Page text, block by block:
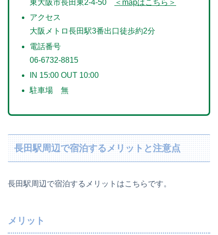
東大阪市長田東2-4-50
＜mapはこちら＞
アクセス
大阪メトロ長田駅3番出口徒歩約2分
電話番号
06-6732-8815
IN 15:00 OUT 10:00
駐車場 無
長田駅周辺で宿泊するメリットと注意点
長田駅周辺で宿泊するメリットはこちらです。
メリット